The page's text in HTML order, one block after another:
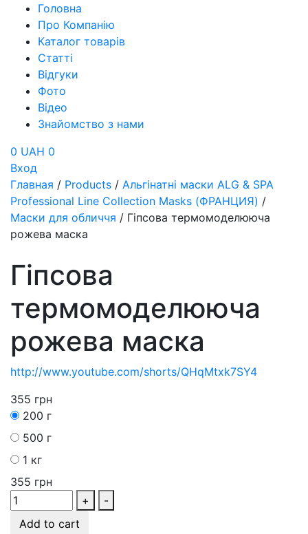
Головна
Про Компанію
Каталог товарів
Статті
Відгуки
Фото
Відео
Знайомство з нами
0 UAH 0
Вход
Главная / Products / Альгінатні маски ALG & SPA
Professional Line Collection Masks (ФРАНЦИЯ) /
Маски для обличчя / Гіпсова термомоделююча
рожева маска
Гіпсова
термомоделююча
рожева маска
http://www.youtube.com/shorts/QHqMtxk7SY4
355 грн
200 г
500 г
1 кг
355 грн
+
-
Add to cart